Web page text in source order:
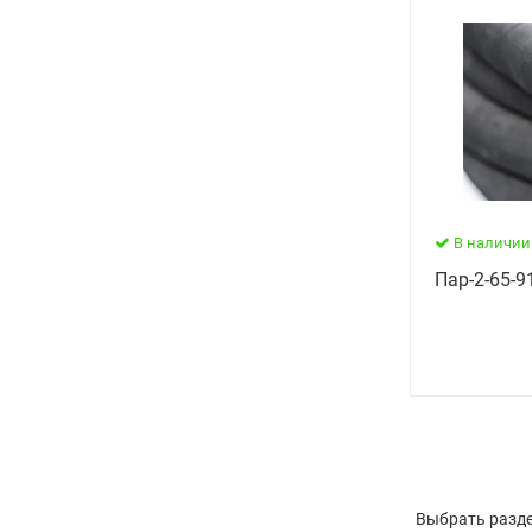
В наличии
Пар-2-65-
Выбрать